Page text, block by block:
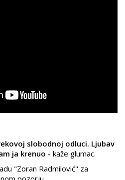
slobodnoj odluci. Ljubav
ja krenuo - kaže glumac.
"Zoran Radmilović" za